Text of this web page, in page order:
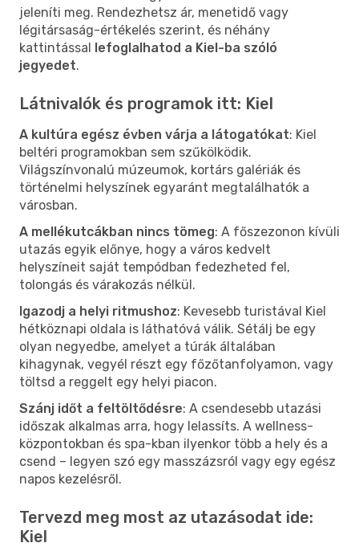
jeleníti meg. Rendezhetsz ár, menetidő vagy
légitársaság-értékelés szerint, és néhány
kattintással lefoglalhatod a Kiel-ba szóló
jegyedet.
Látnivalók és programok itt: Kiel
A kultúra egész évben várja a látogatókat: Kiel
beltéri programokban sem szűkölködik.
Világszínvonalú múzeumok, kortárs galériák és
történelmi helyszínek egyaránt megtalálhatók a
városban.
A mellékutcákban nincs tömeg: A főszezonon kívüli
utazás egyik előnye, hogy a város kedvelt
helyszíneit saját tempódban fedezheted fel,
tolongás és várakozás nélkül.
Igazodj a helyi ritmushoz: Kevesebb turistával Kiel
hétköznapi oldala is láthatóvá válik. Sétálj be egy
olyan negyedbe, amelyet a túrák általában
kihagynak, vegyél részt egy főzőtanfolyamon, vagy
töltsd a reggelt egy helyi piacon.
Szánj időt a feltöltődésre: A csendesebb utazási
időszak alkalmas arra, hogy lelassíts. A wellness-
központokban és spa-kban ilyenkor több a hely és a
csend – legyen szó egy masszázsról vagy egy egész
napos kezelésről.
Tervezd meg most az utazásodat ide:
Kiel